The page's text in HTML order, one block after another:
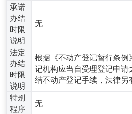
承诺
办结
时限
说明
无
法定
办结
时限
说明
根据《不动产登记暂行条
记机构应当自受理登记申
结不动产登记手续，法律另
特别
程序
无